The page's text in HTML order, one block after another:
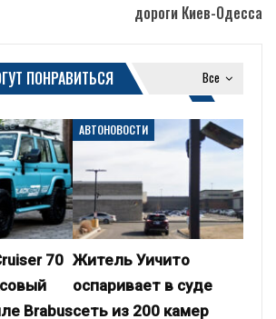
дороги Киев-Одесса
Все
ПОНРАВИТЬСЯ
70
Brabus
АВТОНОВОСТИ
Житель Уичито
оспаривает в суде
сеть из 200 камер